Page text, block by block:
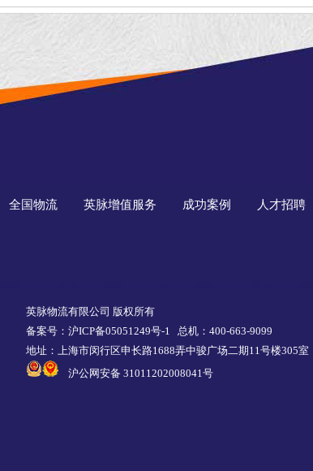
司
送物流公司有哪
些？上海生活物
资配送物流公司
推荐【含联系方
全国物流 英脉增值服务 成功案例 人才招聘
英脉物流有限公司 版权所有
备案号：沪ICP备05051249号-1 总机：400-663-9099
地址：上海市闵行区申长路1688弄中骏广场二期11号楼305室
沪公网安备 31011202008041号